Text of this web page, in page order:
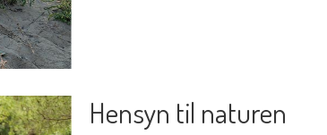
Hensyn til naturen